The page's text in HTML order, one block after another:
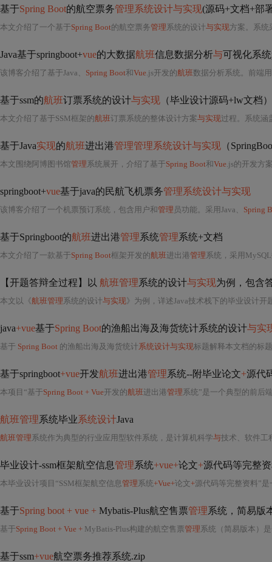
基于Spring Boot的航空票务管理系统设计与实现(源码+文档+部
本文介绍了一个基于Spring Boot的航空票务管理系统的设计与实现方案。系统采用Java语
Java基于springboot+vue的大数据航班信息数据分析与可视化系
该博客介绍了基于Java、 Spring Boot和Vue.js开发的航班数据分析系统。前端用
基于ssm的航班订票系统的设计与实现 （毕业设计源码+lw文档）
本文介绍了基于SSM框架的航班订票系统的整体设计方案与实现过程。系统涵
基于Java实现的航班进出港管理管理系统设计与实现 （
本文围绕阿博图书馆管理系统展开，介绍了基于Spring Boot和Vue.js的开发方
springboot+vue基于java的民航飞机票务管理系统设计与实现
该博客介绍了一个机票预订系统，包含用户和管理 员功能。采用Java、 Spring
基于Springboot的航班进出港管理系统管理系统+文档
本文介绍了一款基于Spring Boot框架开发的航班进出港管理系统，采用
【开题答辩全过程】以 航班管理系统的设计与实现为例，包含
本文以《航班管理系统的设计与实现》为例，详述Java技术栈下的毕业设计开
java+vue基于Spring Boot的渔船出海及海货统计系统的设计与实
基于 Spring Boot 的渔船出海及海货统计系统设计与实现标题解释本文档的标
基于springboot+vue开发航班进出港管理系统--附毕业论文+源代
本项目“基于Spring Boot + Vue开发的航班进出港管理系统”是一个典型的前后端分离架
航班管理系统毕业系统设计Java
航班管理系统作为典型的行业应用型软件系统，是计算机科学与技术、软件工
毕业设计-ssm框架航空信息管理系统+vue+论文+源代码等完整
本毕业设计项目“SSM框架航空信息管理系统+Vue+论文+源代码等完整资料”是一套典型的前后端分
基于Spring boot + vue + Mybatis-Plus航空售票管理系统，简易版
基于Spring Boot + Vue + MyBatis-Plus构建的航空售票管理系统（简易版本）是一个典型的
基于ssm+vue航空票务推荐系统.zip